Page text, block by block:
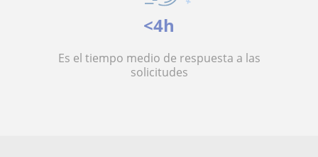
<4h
Es el tiempo medio de respuesta a las
solicitudes